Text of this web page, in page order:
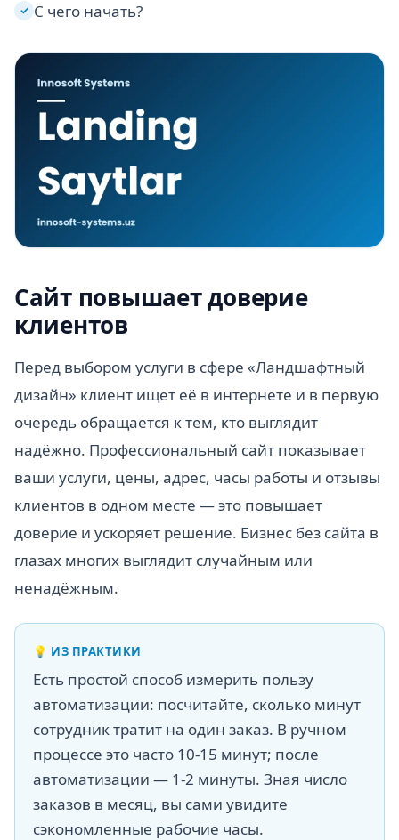
✓ С чего начать?
Сайт повышает доверие
клиентов
Перед выбором услуги в сфере «Ландшафтный
дизайн» клиент ищет её в интернете и в первую
очередь обращается к тем, кто выглядит
надёжно. Профессиональный сайт показывает
ваши услуги, цены, адрес, часы работы и отзывы
клиентов в одном месте — это повышает
доверие и ускоряет решение. Бизнес без сайта в
глазах многих выглядит случайным или
ненадёжным.
💡 ИЗ ПРАКТИКИ
Есть простой способ измерить пользу
автоматизации: посчитайте, сколько минут
сотрудник тратит на один заказ. В ручном
процессе это часто 10-15 минут; после
автоматизации — 1-2 минуты. Зная число
заказов в месяц, вы сами увидите
сэкономленные рабочие часы.